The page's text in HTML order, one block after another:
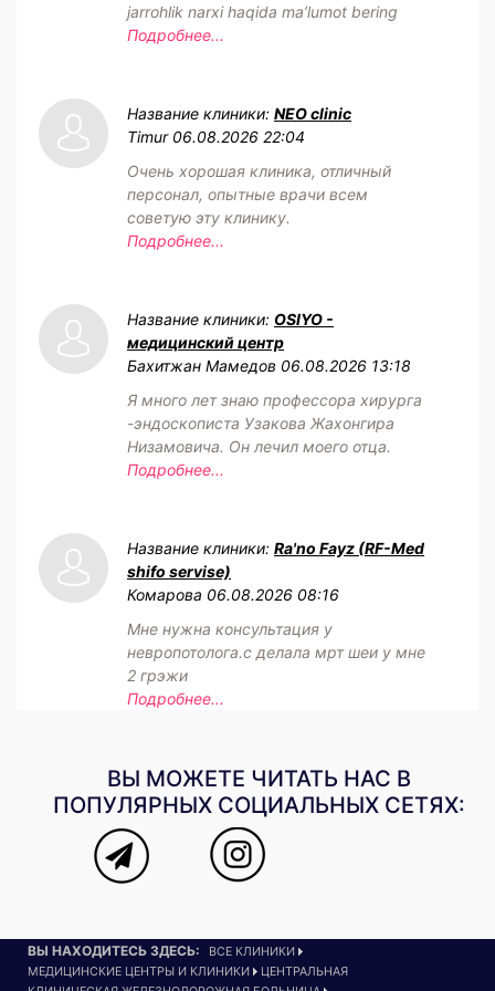
jarrohlik narxi haqida maʼlumot bering
Подробнее...
Название клиники: NEO clinic
Timur 06.08.2026 22:04
Очень хорошая клиника, отличный
персонал, опытные врачи всем
советую эту клинику.
Подробнее...
Название клиники: OSIYO -
медицинский центр
Бахитжан Мамедов 06.08.2026 13:18
Я много лет знаю профессора хирурга
-эндоскописта Узакова Жахонгира
Низамовича. Он лечил моего отца.
Подробнее...
Название клиники: Ra'no Fayz (RF-Med
shifo servise)
Комарова 06.08.2026 08:16
Мне нужна консультация у
невропотолога.с делала мрт шеи у мне
2 грэжи
Подробнее...
ВЫ МОЖЕТЕ ЧИТАТЬ НАС В
ПОПУЛЯРНЫХ СОЦИАЛЬНЫХ СЕТЯХ:
ВЫ НАХОДИТЕСЬ ЗДЕСЬ:
ВСЕ КЛИНИКИ
МЕДИЦИНСКИЕ ЦЕНТРЫ И КЛИНИКИ
ЦЕНТРАЛЬНАЯ